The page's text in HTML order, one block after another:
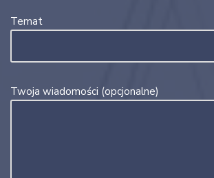
Temat
Twoja wiadomości (opcjonalne)